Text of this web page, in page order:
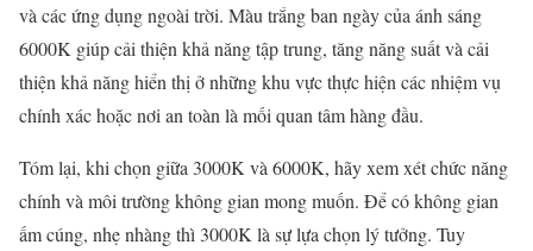
và các ứng dụng ngoài trời. Màu trắng ban ngày của ánh sáng
6000K giúp cải thiện khả năng tập trung, tăng năng suất và cải
thiện khả năng hiển thị ở những khu vực thực hiện các nhiệm vụ
chính xác hoặc nơi an toàn là mối quan tâm hàng đầu.
Tóm lại, khi chọn giữa 3000K và 6000K, hãy xem xét chức năng
chính và môi trường không gian mong muốn. Để có không gian
ấm cúng, nhẹ nhàng thì 3000K là sự lựa chọn lý tưởng. Tuy